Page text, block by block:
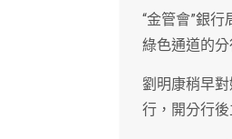
“金管會”銀
綠色通道的
劉明康稍早
行，開分行